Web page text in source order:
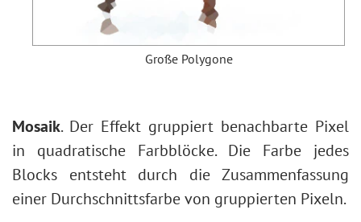
Große Polygone
Mosaik. Der Effekt gruppiert benachbarte Pixel
in quadratische Farbblöcke. Die Farbe jedes
Blocks entsteht durch die Zusammenfassung
einer Durchschnittsfarbe von gruppierten Pixeln.